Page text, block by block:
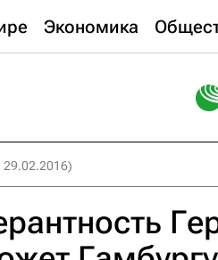
Экономика
29.02.2016)